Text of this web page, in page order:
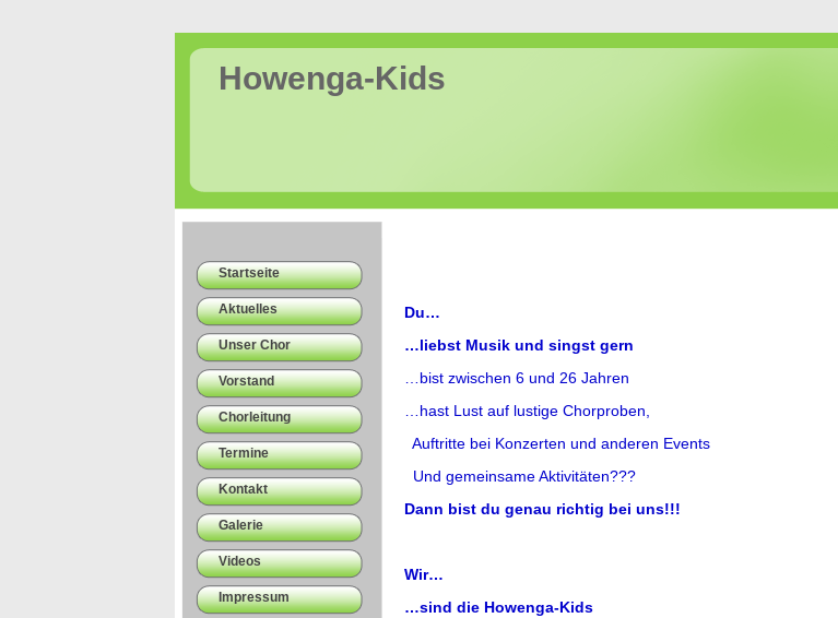
Howenga-Kids
Startseite
Aktuelles
Unser Chor
Vorstand
Chorleitung
Termine
Kontakt
Galerie
Videos
Impressum
Du…
…liebst Musik und singst gern
…bist zwischen 6 und 26 Jahren
…hast Lust auf lustige Chorproben,
Auftritte bei Konzerten und anderen Events
Und gemeinsame Aktivitäten???
Dann bist du genau richtig bei uns!!!
Wir…
…sind die Howenga-Kids